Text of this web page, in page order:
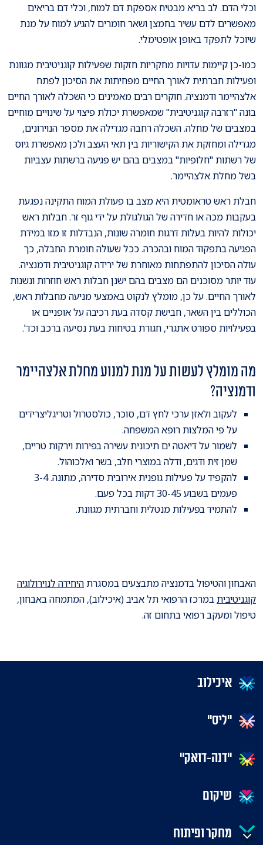
וכלי הדם. לב בריא מבטיח אספקת דם למוח, וכלי דם בריאים
מאפשרים לדם עשיר בחמצן ושאר חומרים להגיע למוח על מנת
שיוכל לתפקד באופן אופטימלי.
כמו-כן קיימות עדויות מחקריות חזקות שפעילות קוגניטיבית מגוונת
ופעילות חברתית לאורך החיים מפחיתות את הסיכון לפתח
אלצהיימר ודמנציה. חוקרים רבים מאמינים כי השכלה לאורך החיים
בונה "רזרבה קוגניטיבית" שמאפשרת יכולת פיצוי על שינויים מוחיים
במצבים של מחלה. השכלה רחבה מגדילה את מספר הנוירונים,
מגדילה ומחזקת את הקישוריות בין תאי העצב ולכן מאפשרת גיוס
של רשתות "חלופיות" במצבים בהם יש פגיעה ברשתות עצביות
בשל מחלת אלצהיימר.
חבלת ראש טראומטית היא מצב בו פעולת המוח התקינה נפגעת
בעקבות מכה או חדירה של הגולגולת על ידי גוף זר. חבלות ראש
יכולות להיות בעלות דרגות חומרה שונות, הנבדלות זו מזו במידת
הפגיעה בתפקוד המוח ובהכרה. ככל שעולה חומרת החבלה, כך
עולה הסיכון להתפתחות מאוחרת של ירידה קוגניטיבית ודמנציה.
עוד יותר מסוכנים הם מצבים בהם ישנן חבלות ראש חוזרות ונשנות
לאורך החיים. על כן, מומלץ לנקוט באמצעי מניעה מחבלות ראש,
הכוללים בין השאר, חבישת קסדה בעת רכיבה על אופניים או
בפעילויות ספורט אתגרי, חגורת בטיחות בעת נסיעה ברכב וכד'.
מה מומלץ לעשות על מנת למנוע מחלת אלצהיימר
ודמנציה?
לעקוב ולאזן ערכי לחץ דם, סוכר, כולסטרול וטריגליצרידים
על פי המלצות רופא המשפחה.
לשמור על דיאטה ים תיכונית עשירה בפירות וירקות טריים,
שמן זית ודגים, ודלה במוצרי חלב, בשר ואלכוהול.
להקפיד על פעילות גופנית אירובית סדירה, מתונה. 3-4
פעמים בשבוע 30-45 דקות בכל פעם.
להתמיד בפעילות מנטלית וחברתית מגוונת.
האבחון והטיפול בדמנציה מתבצעים במסגרתהיחידה לנוירולוגיה
קוגניטיביתבמרכז הרפואי תל אביב (איכילוב), המתמחה באבחון,
טיפול ומעקב רפואי בתחום זה.
איכילוב
"ליס"
"דנה-דואק"
שיקום
מחקר ופיתוח